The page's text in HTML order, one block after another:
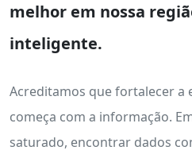
melhor em nossa
inteligente.
Acreditamos que fortalecer a
começa com a informação.
saturado, encontrar dados